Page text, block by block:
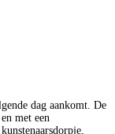
dag aankomt. De
met een